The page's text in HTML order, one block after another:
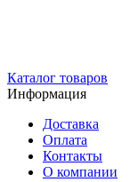
Каталог товаров
Информация
Доставка
Оплата
Контакты
О компании